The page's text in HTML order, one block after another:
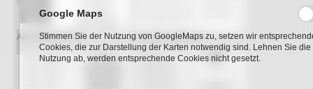
Aschhoff, Anton Aschoff, Heinrich
Google Maps
Stimmen Sie der Nutzung von GoogleMaps zu, setzen wir
Cookies, die zur Darstellung der Karten notwendig sind. Lehnen Sie die
Nutzung ab, werden entsprechende Cookies nicht gesetzt.